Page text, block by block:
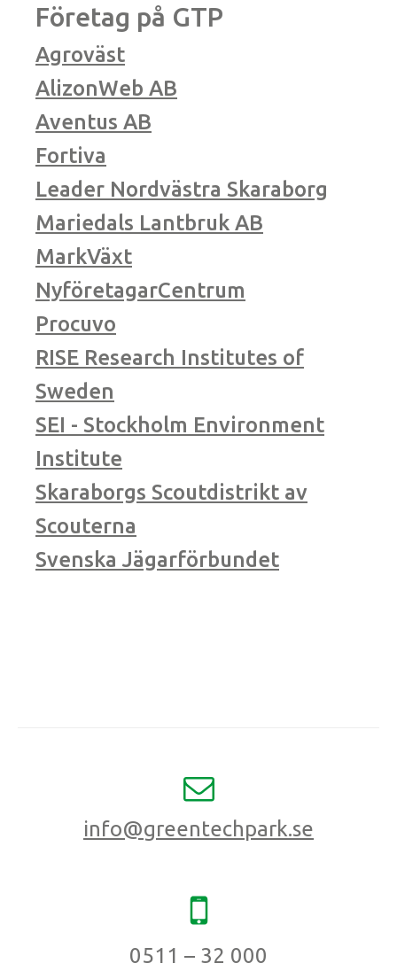
Företag på GTP
Agroväst
AlizonWeb AB
Aventus AB
Fortiva
Leader Nordvästra Skaraborg
Mariedals Lantbruk AB
MarkVäxt
NyföretagarCentrum
Procuvo
RISE Research Institutes of
Sweden
SEI - Stockholm Environment
Institute
Skaraborgs Scoutdistrikt av
Scouterna
Svenska Jägarförbundet
info@greentechpark.se
0511 – 32 000